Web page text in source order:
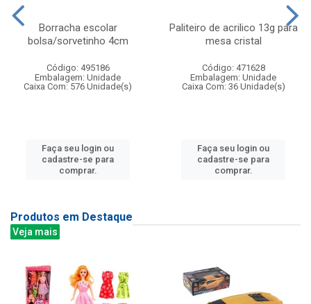
Borracha escolar
bolsa/sorvetinho 4cm
Código: 495186
Embalagem: Unidade
Caixa Com: 576 Unidade(s)
Faça seu login ou
cadastre-se para
comprar.
Paliteiro de acrilico 13g para
mesa cristal
Código: 471628
Embalagem: Unidade
Caixa Com: 36 Unidade(s)
Faça seu login ou
cadastre-se para
comprar.
Produtos em Destaque
Veja mais